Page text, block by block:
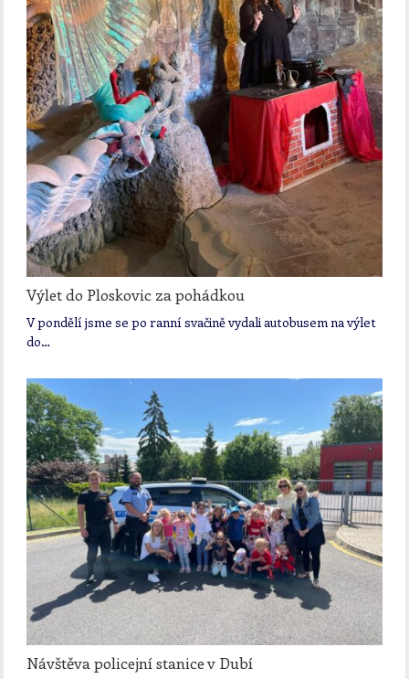
Výlet do Ploskovic za pohádkou
V pondělí jsme se po ranní svačině vydali autobusem na výlet
do…
Návštěva policejní stanice v Dubí